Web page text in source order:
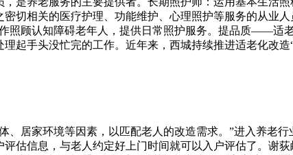
切相关的医疗护理、功能维护、心理照护等服务的从业
照顾认知障碍老年人，提供日常照护服务。提品质——适
起手头没忙完的工作。近年来，西城持续推进适老化改
居家环境等因素，以匹配老人的改造需求。”进入养老
估信息，与老人约定好上门时间就可以入户评估了。谢